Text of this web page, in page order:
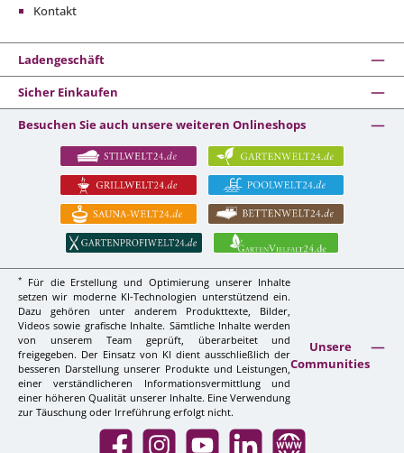
Kontakt
Ladengeschäft
Sicher Einkaufen
Besuchen Sie auch unsere weiteren Onlineshops
*
Für die Erstellung und Optimierung unserer Inhalte
setzen wir moderne KI-Technologien unterstützend ein.
Dazu gehören unter anderem Produkttexte, Bilder,
Videos sowie grafische Inhalte. Sämtliche Inhalte werden
von unserem Team geprüft, überarbeitet und
freigegeben. Der Einsatz von KI dient ausschließlich der
besseren Darstellung unserer Produkte und Leistungen,
einer verständlicheren Informationsvermittlung und
einer höheren Qualität unserer Inhalte. Eine Verwendung
zur Täuschung oder Irreführung erfolgt nicht.
Unsere
Communities